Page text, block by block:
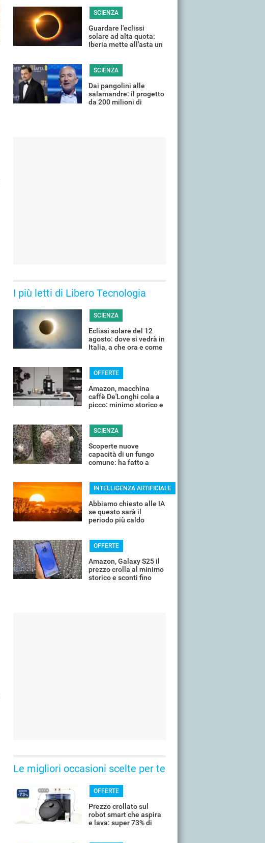
SCIENZA
Guardare l'eclissi
solare ad alta quota:
Iberia mette all'asta un
SCIENZA
Dai pangolini alle
salamandre: il progetto
da 200 milioni di
I più letti di Libero Tecnologia
SCIENZA
Eclissi solare del 12
agosto: dove si vedrà in
Italia, a che ora e come
OFFERTE
Amazon, macchina
caffè De'Longhi cola a
picco: minimo storico e
SCIENZA
Scoperte nuove
capacità di un fungo
comune: ha fatto a
INTELLIGENZA ARTIFICIALE
Abbiamo chiesto alle IA
se questo sarà il
periodo più caldo
OFFERTE
Amazon, Galaxy S25 il
prezzo crolla al minimo
storico e sconti fino
Le migliori occasioni scelte per te
OFFERTE
Prezzo crollato sul
robot smart che aspira
e lava: super 73% di